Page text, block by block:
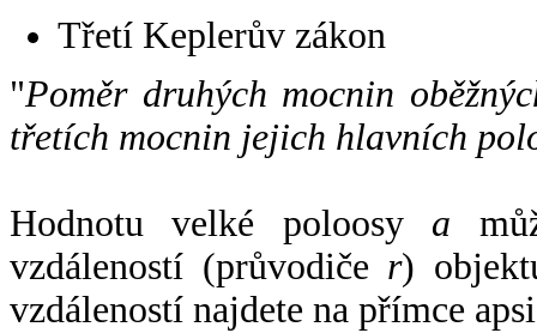
Třetí Keplerův zákon
"Poměr druhých mocnin
třetích mocnin jejich hlavních
Hodnotu velké poloosy a
vzdáleností (průvodiče r)
vzdáleností najdete na přímce